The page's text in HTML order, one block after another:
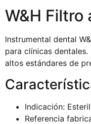
W&H
Instrumental dental
para clínicas
altos estándares de
Indicación:
Referencia